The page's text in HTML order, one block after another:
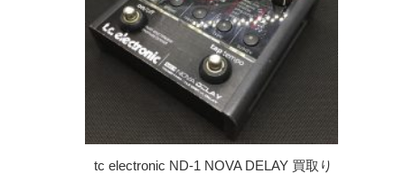
tc electronic ND-1 NOVA DELAY 買取り